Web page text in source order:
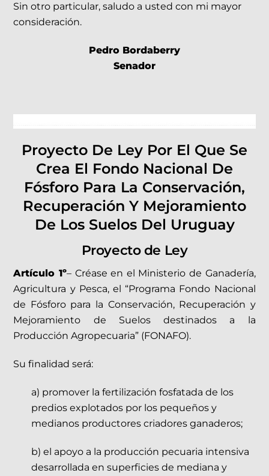
Sin otro particular, saludo a usted con mi mayor
consideración.
Pedro Bordaberry
Senador
Proyecto De Ley Por El Que Se
Crea El Fondo Nacional De
Fósforo Para La Conservación,
Recuperación Y Mejoramiento
De Los Suelos Del Uruguay
Proyecto de Ley
Artículo 1º– Créase en el Ministerio de Ganadería,
Agricultura y Pesca, el “Programa Fondo Nacional
de Fósforo para la Conservación, Recuperación y
Mejoramiento de Suelos destinados a la
Producción Agropecuaria” (FONAFO).
Su finalidad será:
a) promover la fertilización fosfatada de los
predios explotados por los pequeños y
medianos productores criadores ganaderos;
b) el apoyo a la producción pecuaria intensiva
desarrollada en superficies de mediana y